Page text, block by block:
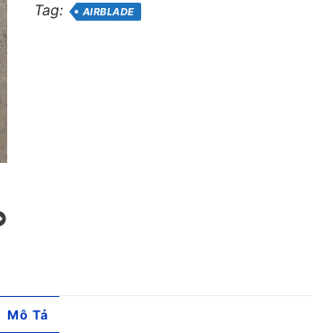
Tag: AIRBLADE
Mô Tả